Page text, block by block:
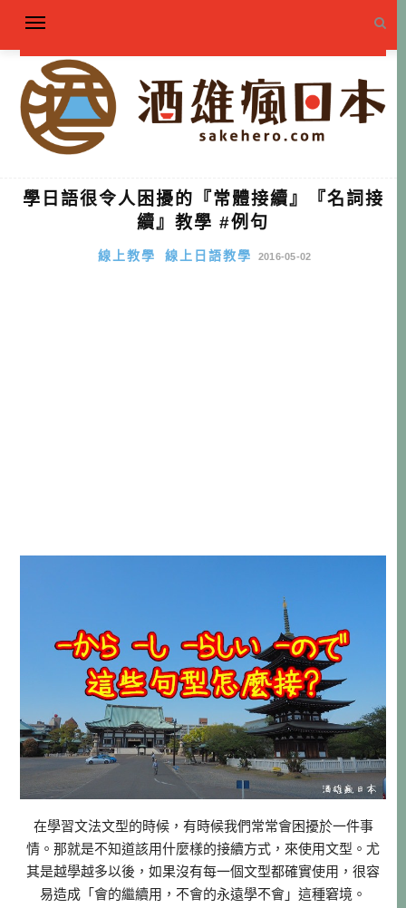
學日語很令人困擾的『常體接續』『名詞接
續』教學 #例句
線上教學 線上日語教學 2016-05-02
在學習文法文型的時候，有時候我們常常會困擾於一件事
情。那就是不知道該用什麼樣的接續方式，來使用文型。尤
其是越學越多以後，如果沒有每一個文型都確實使用，很容
易造成「會的繼續用，不會的永遠學不會」這種窘境。